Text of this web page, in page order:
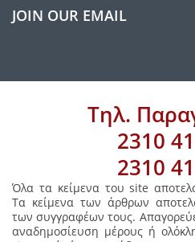
JOIN OUR EMAIL
Τηλ.
2310
2310
Όλα τα κείμενα του site
Τα κείμενα των άρθρων
των συγγραφέων τους.
αναδημοσίευση μέρους ή